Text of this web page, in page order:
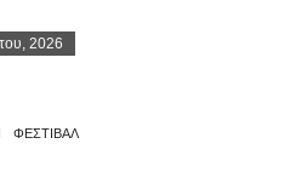
2026
ΦΕΣΤΙΒΑΛ